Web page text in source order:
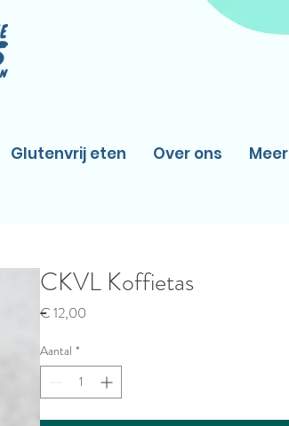
Glutenvrij eten Over ons Meer
CKVL Koffietas
€ 12,00
Aantal *